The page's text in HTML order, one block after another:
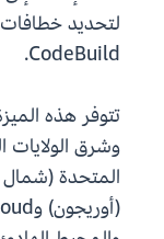
لتحديد
CodeBuild.
تتوفر هذه
وشرق الولايات
المتحدة (شمال